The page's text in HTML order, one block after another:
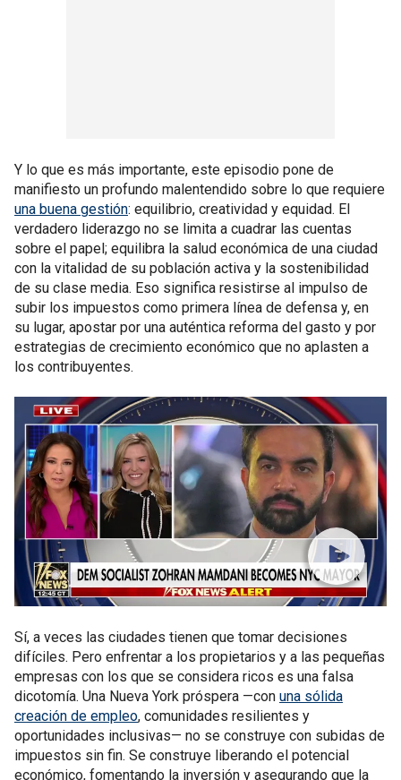
Y lo que es más importante, este episodio pone de
manifiesto un profundo malentendido sobre lo que requiere
una buena gestión: equilibrio, creatividad y equidad. El
verdadero liderazgo no se limita a cuadrar las cuentas
sobre el papel; equilibra la salud económica de una ciudad
con la vitalidad de su población activa y la sostenibilidad
de su clase media. Eso significa resistirse al impulso de
subir los impuestos como primera línea de defensa y, en
su lugar, apostar por una auténtica reforma del gasto y por
estrategias de crecimiento económico que no aplasten a
los contribuyentes.
Sí, a veces las ciudades tienen que tomar decisiones
difíciles. Pero enfrentar a los propietarios y a las pequeñas
empresas con los que se considera ricos es una falsa
dicotomía. Una Nueva York próspera —con una sólida
creación de empleo, comunidades resilientes y
oportunidades inclusivas— no se construye con subidas de
impuestos sin fin. Se construye liberando el potencial
económico, fomentando la inversión y asegurando que la